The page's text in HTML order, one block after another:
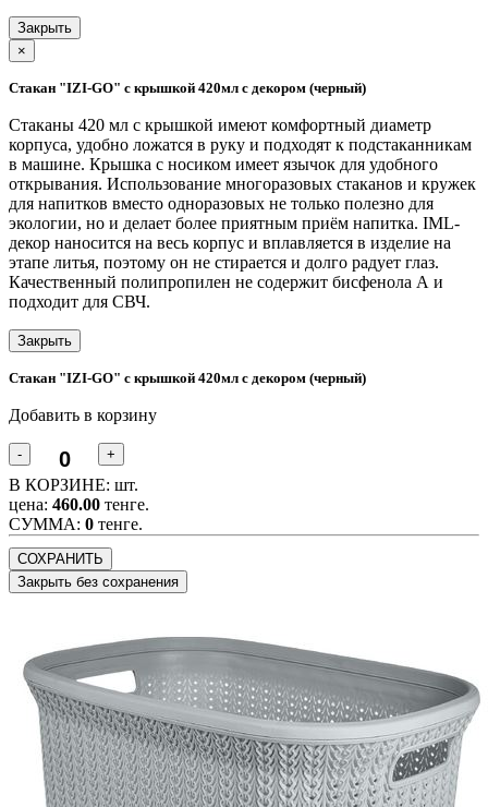
Закрыть
×
Стакан "IZI-GO" с крышкой 420мл с декором (черный)
Стаканы 420 мл с крышкой имеют комфортный диаметр
корпуса, удобно ложатся в руку и подходят к подстаканникам
в машине. Крышка с носиком имеет язычок для удобного
открывания. Использование многоразовых стаканов и кружек
для напитков вместо одноразовых не только полезно для
экологии, но и делает более приятным приём напитка. IML-
декор наносится на весь корпус и вплавляется в изделие на
этапе литья, поэтому он не стирается и долго радует глаз.
Качественный полипропилен не содержит бисфенола А и
подходит для СВЧ.
Закрыть
Стакан "IZI-GO" с крышкой 420мл с декором (черный)
Добавить в корзину
- +
В КОРЗИНЕ: шт.
цена: 460.00 тенге.
CУММА: 0 тенге.
СОХРАНИТЬ
Закрыть без сохранения